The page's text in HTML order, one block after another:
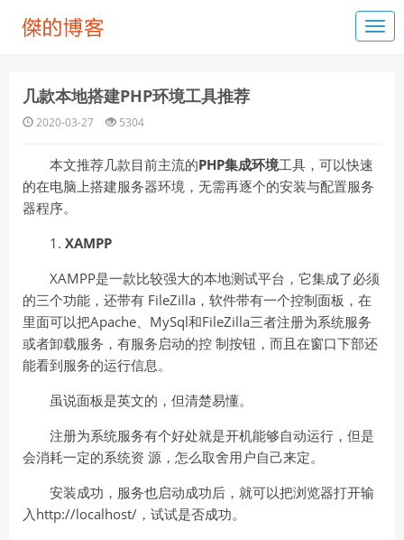
几款本地搭建PHP环境工具推荐
2020-03-27 5304
本文推荐几款目前主流的PHP集成环境工具，可以快速
的在电脑上搭建服务器环境，无需再逐个的安装与配置服务
器程序。
1. XAMPP
XAMPP是一款比较强大的本地测试平台，它集成了必须
的三个功能，还带有 FileZilla，软件带有一个控制面板，在
里面可以把Apache、MySql和FileZilla三者注册为系统服务
或者卸载服务，有服务启动的控 制按钮，而且在窗口下部还
能看到服务的运行信息。
虽说面板是英文的，但清楚易懂。
注册为系统服务有个好处就是开机能够自动运行，但是
会消耗一定的系统资 源，怎么取舍用户自己来定。
安装成功，服务也启动成功后，就可以把浏览器打开输
入http://localhost/，试试是否成功。